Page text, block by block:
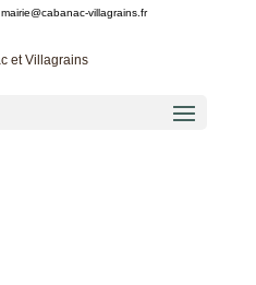
mairie@cabanac-villagrains.fr